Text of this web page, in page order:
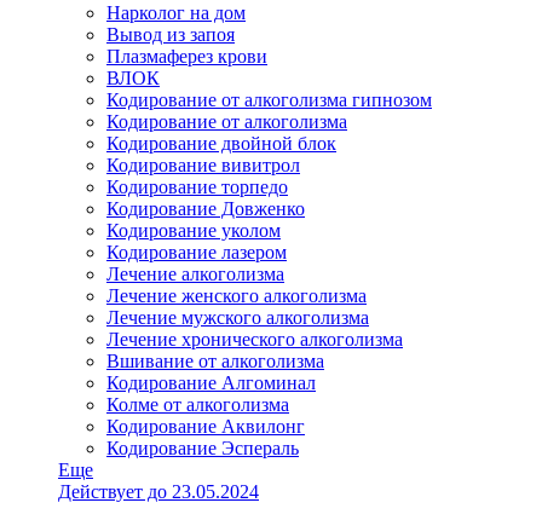
Нарколог на дом
Вывод из запоя
Плазмаферез крови
ВЛОК
Кодирование от алкоголизма гипнозом
Кодирование от алкоголизма
Кодирование двойной блок
Кодирование вивитрол
Кодирование торпедо
Кодирование Довженко
Кодирование уколом
Кодирование лазером
Лечение алкоголизма
Лечение женского алкоголизма
Лечение мужского алкоголизма
Лечение хронического алкоголизма
Вшивание от алкоголизма
Кодирование Алгоминал
Колме от алкоголизма
Кодирование Аквилонг
Кодирование Эспераль
Еще
Действует до 23.05.2024